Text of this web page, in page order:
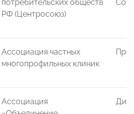
потребительских обществ
РФ (Центросоюз)
Ассоциация частных
многопрофильных клиник
Ассоциация